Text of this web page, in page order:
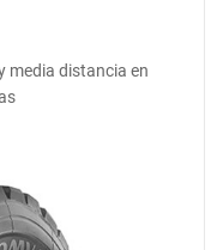
media distancia en